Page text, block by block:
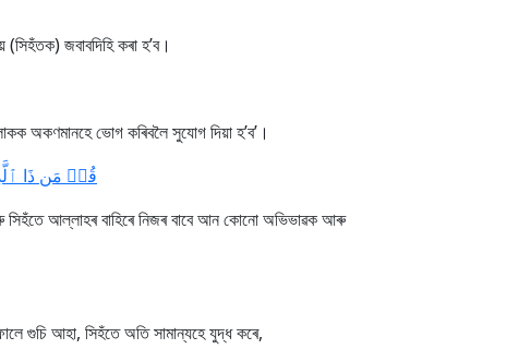
জবাবদিহি কৰা হ’ব।
অকণমানহে ভোগ কৰিবলৈ সুযোগ দিয়া হ’ব’।
قُلۡ مَن ذَا
সিহঁতে আল্লাহৰ বাহিৰে নিজৰ বাবে আন কোনো অভিভাৱক আৰু
গুচি আহা, সিহঁতে অতি সামান্যহে যুদ্ধ কৰে,